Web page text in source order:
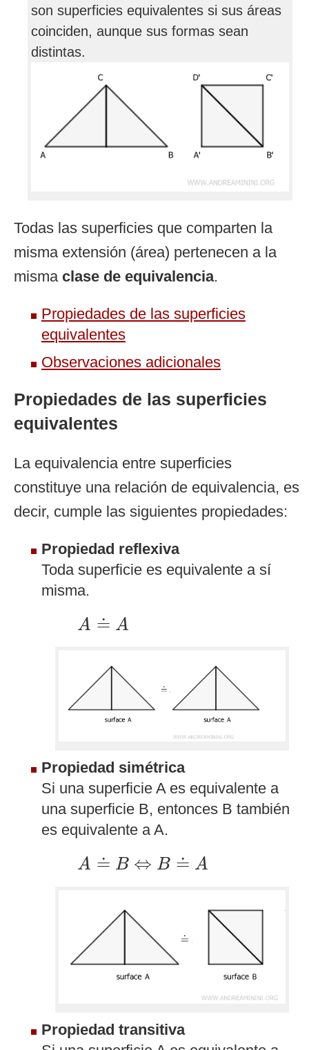
son superficies equivalentes si sus áreas
coinciden, aunque sus formas sean
distintas.
Todas las superficies que comparten la
misma extensión (área) pertenecen a la
misma clase de equivalencia.
Propiedades de las superficies
equivalentes
Observaciones adicionales
Propiedades de las superficies
equivalentes
La equivalencia entre superficies
constituye una relación de equivalencia, es
decir, cumple las siguientes propiedades:
Propiedad reflexiva
Toda superficie es equivalente a sí
misma.
A ≐ A
A ≐ A
Propiedad simétrica
Si una superficie A es equivalente a
una superficie B, entonces B también
es equivalente a A.
A ≐ B ⇔ B ≐ A
A ≐B ⇔ B≐ A
Propiedad transitiva